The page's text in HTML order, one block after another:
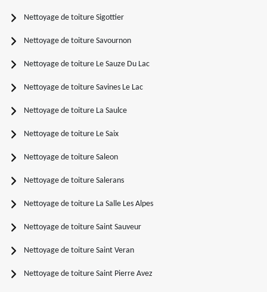
Nettoyage de toiture Sigottier
Nettoyage de toiture Savournon
Nettoyage de toiture Le Sauze Du Lac
Nettoyage de toiture Savines Le Lac
Nettoyage de toiture La Saulce
Nettoyage de toiture Le Saix
Nettoyage de toiture Saleon
Nettoyage de toiture Salerans
Nettoyage de toiture La Salle Les Alpes
Nettoyage de toiture Saint Sauveur
Nettoyage de toiture Saint Veran
Nettoyage de toiture Saint Pierre Avez